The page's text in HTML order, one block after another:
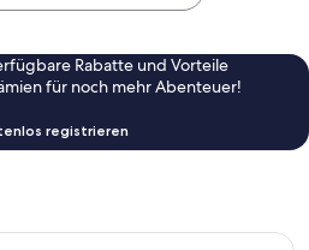
Rabatte und Vorteile
für noch mehr Abenteuer!
registrieren